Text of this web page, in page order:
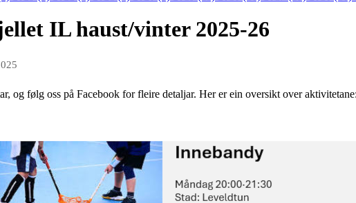
IL haust/vinter 2025-26
og følg oss på Facebook for fleire detaljar. Her er ein oversikt over aktivitetane: